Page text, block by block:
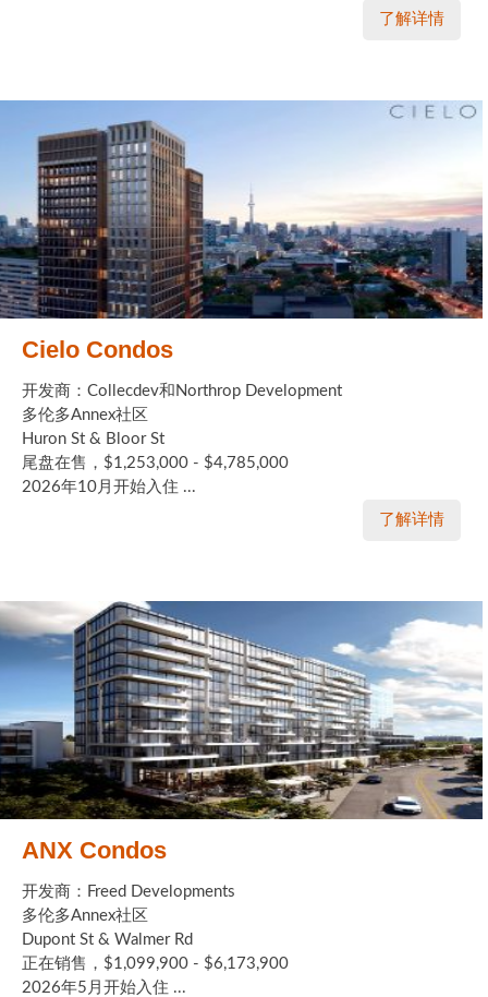
了解详情
Cielo Condos
开发商：Collecdev和Northrop Development
多伦多Annex社区
Huron St & Bloor St
尾盘在售，$1,253,000 - $4,785,000
2026年10月开始入住 ...
了解详情
ANX Condos
开发商：Freed Developments
多伦多Annex社区
Dupont St & Walmer Rd
正在销售，$1,099,900 - $6,173,900
2026年5月开始入住 ...